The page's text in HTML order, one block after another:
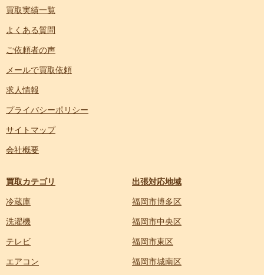
買取実績一覧
よくある質問
ご依頼者の声
メールで買取依頼
求人情報
プライバシーポリシー
サイトマップ
会社概要
買取カテゴリ
冷蔵庫
洗濯機
テレビ
エアコン
出張対応地域
福岡市博多区
福岡市中央区
福岡市東区
福岡市城南区